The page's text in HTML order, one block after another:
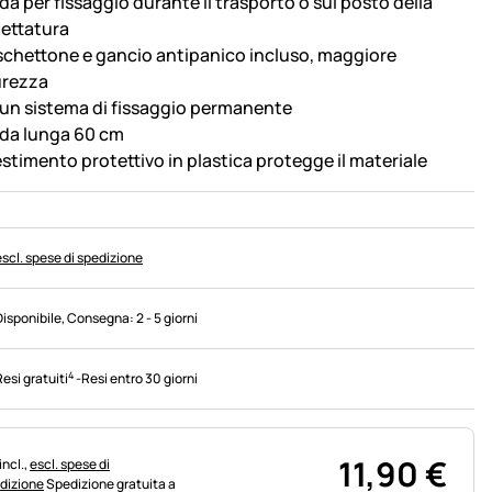
e gancio antipanico incluso, maggiore
sistema di fissaggio permanente
lunga 60 cm
protettivo in plastica protegge il materiale
spese di spedizione
, Consegna:2 - 5 giorni
gratuiti4-Resi entro 30 giorni
fiscali:
escl. spese di
Spedizione gratuita a
11,90€